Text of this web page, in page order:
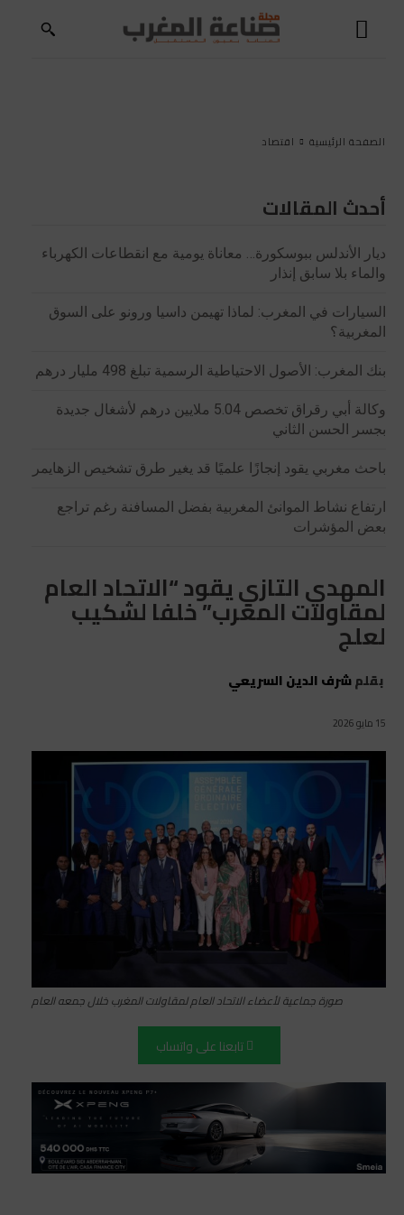
الصفحة الرئيسية اقتصاد
أحدث المقالات
ديار الأندلس ببوسكورة… معاناة يومية مع انقطاعات الكهرباء
والماء بلا سابق إنذار
السيارات في المغرب: لماذا تهيمن داسيا ورونو على السوق
المغربية؟
بنك المغرب: الأصول الاحتياطية الرسمية تبلغ 498 مليار درهم
وكالة أبي رقراق تخصص 5.04 ملايين درهم لأشغال جديدة
بجسر الحسن الثاني
باحث مغربي يقود إنجازًا علميًا قد يغير طرق تشخيص الزهايمر
ارتفاع نشاط الموانئ المغربية بفضل المسافنة رغم تراجع
بعض المؤشرات
المهدي التازي يقود “الاتحاد العام
لمقاولات المغرب” خلفا لشكيب
لعلج
بقلمشرف الدين السريعي
15 مايو 2026
صورة جماعية لأعضاء الاتحاد العام لمقاولات المغرب خلال جمعه العام
تابعنا على واتساب